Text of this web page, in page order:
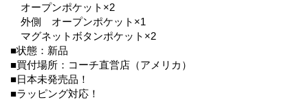
オープンポケット×2
外側 オープンポケット×1
マグネットボタンポケット×2
■状態：新品
■買付場所：コーチ直営店（アメリカ）
■日本未発売品！
■ラッピング対応！